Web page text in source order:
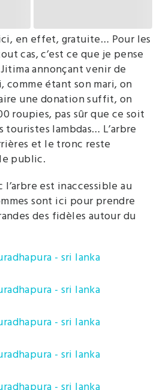
en effet, gratuite… Pour les
cas, c’est ce que je pense
annonçant venir de
comme étant son mari, on
une donation suffit, on
roupies, pas sûr que ce soit
touristes lambdas… L’arbre
et le tronc reste
public.
l’arbre est inaccessible au
sont ici pour prendre
des fidèles autour du